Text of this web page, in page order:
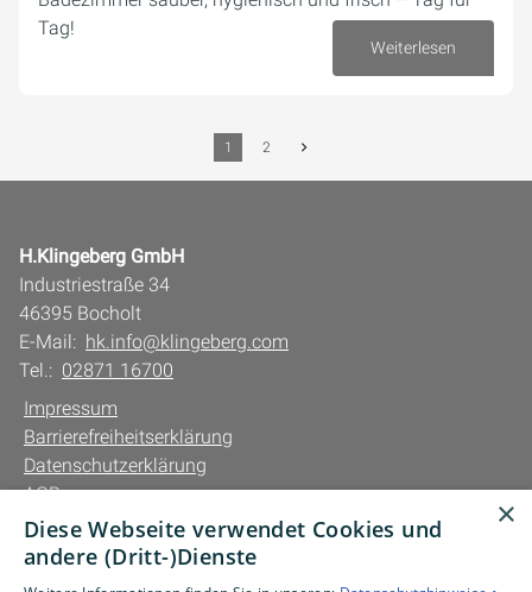
Tag!
Weiterlesen
1 2
H.Klingeberg GmbH
Industriestraße 34
46395 Bocholt
E-Mail: hk.info@klingeberg.com
Tel.: 02871 16700
Impressum
Barrierefreiheitserklärung
Datenschutzerklärung
AGB
Unsere Bereiche
×
Diese Webseite verwendet Cookies und
andere (Dritt-)Dienste